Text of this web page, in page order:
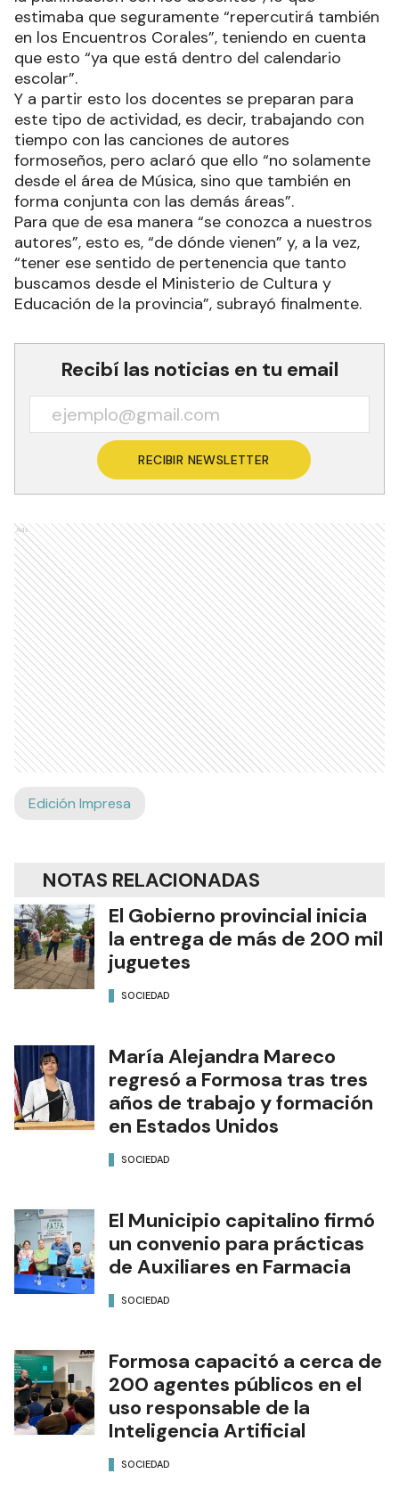
estimaba que seguramente “repercutirá también
en los Encuentros Corales”, teniendo en cuenta
que esto “ya que está dentro del calendario
escolar”.
Y a partir esto los docentes se preparan para
este tipo de actividad, es decir, trabajando con
tiempo con las canciones de autores
formoseños, pero aclaró que ello “no solamente
desde el área de Música, sino que también en
forma conjunta con las demás áreas”.
Para que de esa manera “se conozca a nuestros
autores”, esto es, “de dónde vienen” y, a la vez,
“tener ese sentido de pertenencia que tanto
buscamos desde el Ministerio de Cultura y
Educación de la provincia”, subrayó finalmente.
Recibí las noticias en tu email
RECIBIR NEWSLETTER
Ads
Edición Impresa
NOTAS RELACIONADAS
El Gobierno provincial inicia
la entrega de más de 200 mil
juguetes
SOCIEDAD
María Alejandra Mareco
regresó a Formosa tras tres
años de trabajo y formación
en Estados Unidos
SOCIEDAD
El Municipio capitalino firmó
un convenio para prácticas
de Auxiliares en Farmacia
SOCIEDAD
Formosa capacitó a cerca de
200 agentes públicos en el
uso responsable de la
Inteligencia Artificial
SOCIEDAD